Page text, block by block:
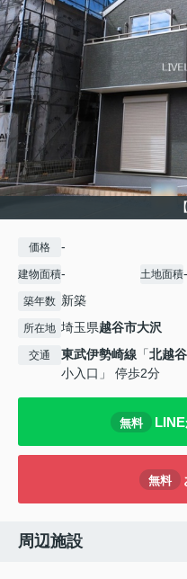
価格 -
建物面積- 土地面積
築年数 新築
所在地 埼玉県越谷市大沢
交通 東武伊勢崎線 「北越谷
小入口」 停歩2分
無料
無料
周辺施設